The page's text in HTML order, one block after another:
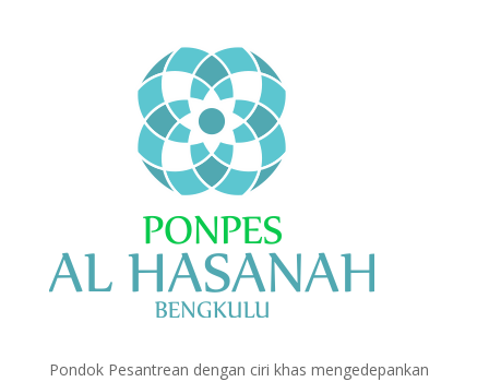
Pondok Pesantrean dengan ciri khas mengedepankan